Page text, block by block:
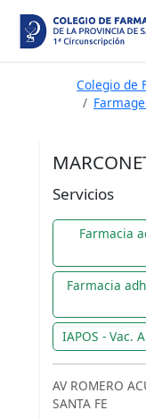
contenido
Colegio de
Servicios
Farmacia
Farmacia
IAPOS - Vac.
AV ROMERO
SANTA FE